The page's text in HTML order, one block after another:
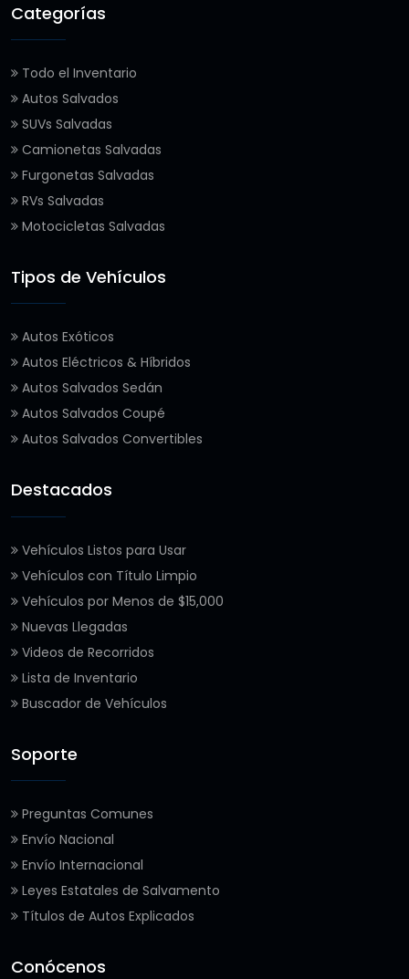
Categorías
Todo el Inventario
Autos Salvados
SUVs Salvadas
Camionetas Salvadas
Furgonetas Salvadas
RVs Salvadas
Motocicletas Salvadas
Tipos de Vehículos
Autos Exóticos
Autos Eléctricos & Híbridos
Autos Salvados Sedán
Autos Salvados Coupé
Autos Salvados Convertibles
Destacados
Vehículos Listos para Usar
Vehículos con Título Limpio
Vehículos por Menos de $15,000
Nuevas Llegadas
Videos de Recorridos
Lista de Inventario
Buscador de Vehículos
Soporte
Preguntas Comunes
Envío Nacional
Envío Internacional
Leyes Estatales de Salvamento
Títulos de Autos Explicados
Conócenos